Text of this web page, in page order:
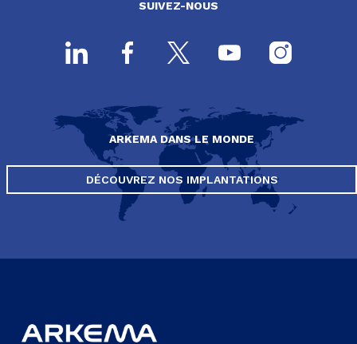
SUIVEZ-NOUS
ARKEMA DANS LE MONDE
DÉCOUVREZ NOS IMPLANTATIONS